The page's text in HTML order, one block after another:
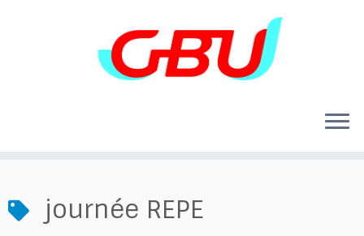
journée REPE